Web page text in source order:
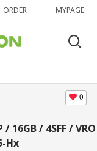
ORDER MYPAGE
0
/ 16GB / 4SFF / VRO
Hx